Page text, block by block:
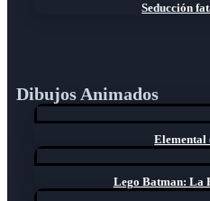
Seducción
Dibujos Animados
Elemental
Lego Batman: La